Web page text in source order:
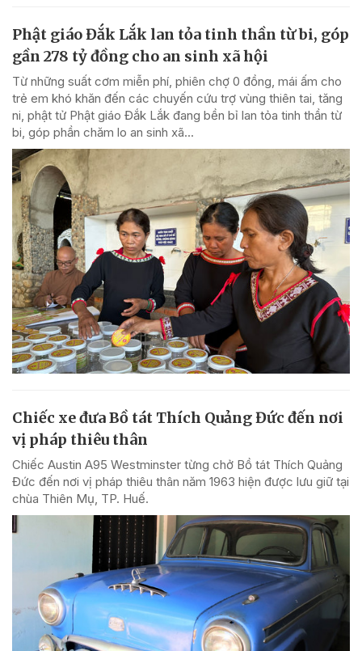
Phật giáo Đắk Lắk lan tỏa tinh thần từ bi, góp
gần 278 tỷ đồng cho an sinh xã hội
Từ những suất cơm miễn phí, phiên chợ 0 đồng, mái ấm cho
trẻ em khó khăn đến các chuyến cứu trợ vùng thiên tai, tăng
ni, phật tử Phật giáo Đắk Lắk đang bền bỉ lan tỏa tinh thần từ
bi, góp phần chăm lo an sinh xã...
Chiếc xe đưa Bồ tát Thích Quảng Đức đến nơi
vị pháp thiêu thân
Chiếc Austin A95 Westminster từng chở Bồ tát Thích Quảng
Đức đến nơi vị pháp thiêu thân năm 1963 hiện được lưu giữ tại
chùa Thiên Mụ, TP. Huế.